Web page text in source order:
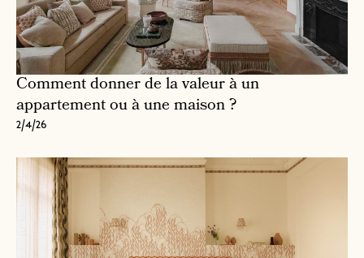
Comment donner de la valeur à un
appartement ou à une maison ?
2/4/26